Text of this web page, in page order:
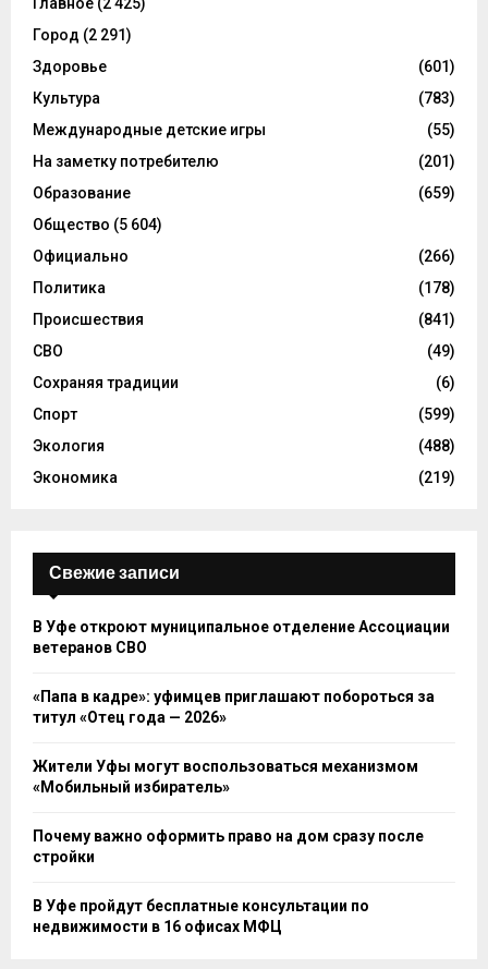
Город (2 291)
Здоровье
(601)
Культура
(783)
Международные детские игры
(55)
На заметку потребителю
(201)
Образование
(659)
Общество (5 604)
Официально
(266)
Политика
(178)
Происшествия
(841)
СВО
(49)
Сохраняя традиции
(6)
Спорт
(599)
Экология
(488)
Экономика
(219)
Свежие записи
В Уфе откроют муниципальное отделение Ассоциации
ветеранов СВО
«Папа в кадре»: уфимцев приглашают побороться за
титул «Отец года — 2026»
Жители Уфы могут воспользоваться механизмом
«Мобильный избиратель»
Почему важно оформить право на дом сразу после
стройки
В Уфе пройдут бесплатные консультации по
недвижимости в 16 офисах МФЦ